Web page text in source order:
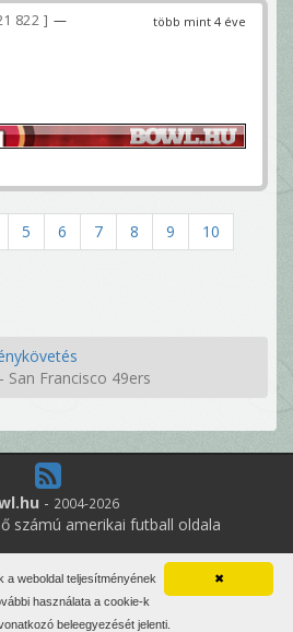
több mint 4 éve
822
—
5 6 7 8 9
10
San Francisco 49ers
- 2004-2026
számú amerikai futball oldala
felhasználó
anyagok újraközlése csak a szerző
engedélyével.
✖
a weboldal teljesítményének
használata a cookie-k
beleegyezését jelenti.